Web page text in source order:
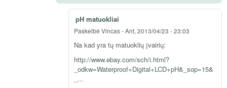
pH matuokliai
Paskelbė Vincas-Ant, 2013/04/23 - 23:03
Na kad yra tų matuoklių įvairių:
http://www.ebay.com/sch/i.html?
_odkw=Waterproof+Digital+LCD+pH&_sop=15&
_...